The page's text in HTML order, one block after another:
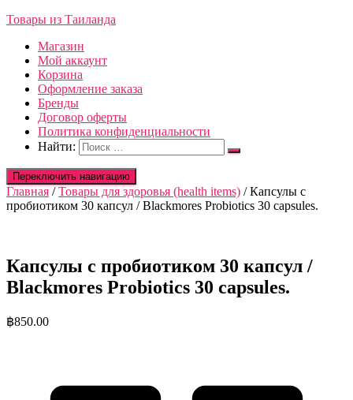
Товары из Таиланда
Магазин
Мой аккаунт
Корзина
Оформление заказа
Бренды
Договор оферты
Политика конфиденциальности
Найти:
Переключить навигацию
Главная /Товары для здоровья (health items) / Капсулы с
пробиотиком 30 капсул / Blackmores Probiotics 30 capsules.
Капсулы с пробиотиком 30 капсул /
Blackmores Probiotics 30 capsules.
฿850.00